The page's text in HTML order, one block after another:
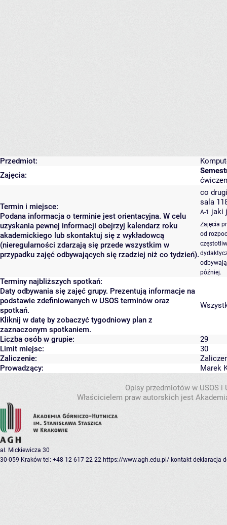
Przedmiot:
Zajęcia:
Termin i miejsce:
Podana informacja o terminie jest orientacyjna. W celu
uzyskania pewnej informacji obejrzyj kalendarz roku
akademickiego lub skontaktuj się z wykładowcą
(nieregularności zdarzają się przede wszystkim w
przypadku zajęć odbywających się rzadziej niż co tydzień).
co
sala
A-1 jaki
Zajęcia
od
później.
Terminy najbliższych spotkań:
Daty odbywania się zajęć grupy. Prezentują informacje na
podstawie zdefiniowanych w USOS terminów oraz
spotkań.
Kliknij w datę by zobaczyć tygodniowy plan z
zaznaczonym spotkaniem.
Liczba osób w grupie:
29
Limit miejsc:
30
Zaliczenie:
Prowadzący:
Marek
Opisy przedmiotów w USOS
Właścicielem praw autorskich jest
al. Mickiewicza 30
30-059 Kraków tel: +48 12 617 22 22 https://www.agh.edu.pl/ kontakt deklaracja